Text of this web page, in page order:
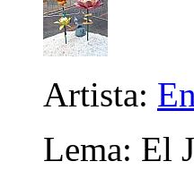
Artista:
Lema: El